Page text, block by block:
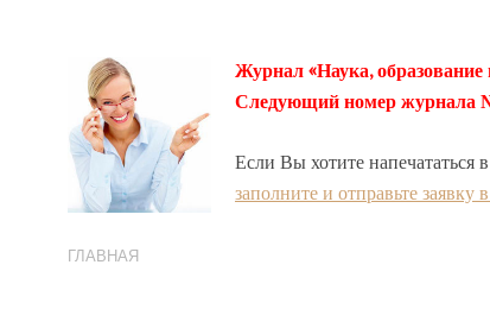
Журнал «Наука, образование
Следующий номер журнала
Если Вы хотите напечататься
заполните и отправьте заявку
ГЛАВНАЯ